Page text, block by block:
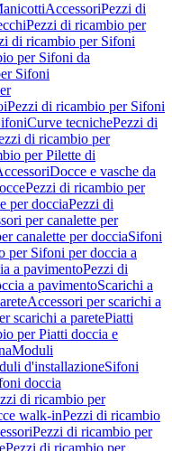
AccessoriPezzi di
Pezzi di ricambio per
di ricambio per Sifoni
per Sifoni da
Sifoni
Pezzi di ricambio per Sifoni
Curve tecnichePezzi di
di ricambio per
per Pilette di
Docce e vasche da
Pezzi di ricambio per
per docciaPezzi di
per canalette per
canalette per docciaSifoni
per Sifoni per doccia a
a pavimentoPezzi di
a pavimentoScarichi a
Accessori per scarichi a
scarichi a paretePiatti
per Piatti doccia e
Moduli
d'installazioneSifoni
doccia
di ricambio per
walk-inPezzi di ricambio
Pezzi di ricambio per
Pezzi di ricambio per